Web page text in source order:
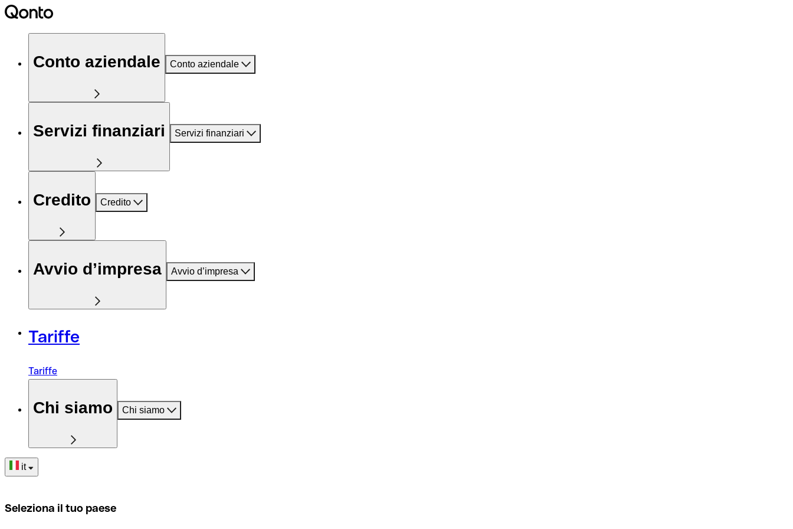
Conto aziendale Conto aziendale
Servizi finanziari Servizi finanziari
Credito Credito
Avvio d’impresa Avvio d’impresa
Tariffe
Tariffe
Chi siamo Chi siamo
it
Seleziona il tuo paese